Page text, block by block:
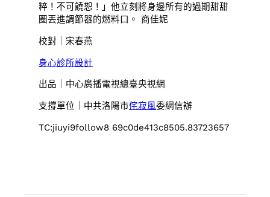
粹！不可饒恕！」他立刻將身邊所有的過期甜甜
圈丟進調節器的燃料口。 商佳妮
校對｜宋春燕
身心診所設計
出品｜中心廣播電視總臺央視網
支撐單位｜中共洛陽市侘寂風委網信辦
TC:jiuyi9follow8 69c0de413c8505.83723657